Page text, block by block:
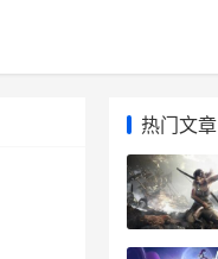
热门文章